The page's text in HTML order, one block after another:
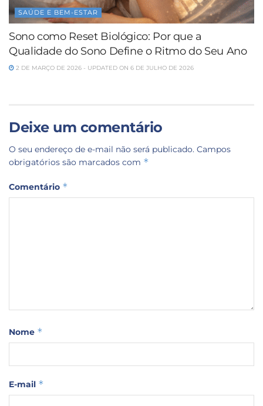
SAÚDE E BEM-ESTAR
Sono como Reset Biológico: Por que a
Qualidade do Sono Define o Ritmo do Seu Ano
2 DE MARÇO DE 2026 - UPDATED ON 6 DE JULHO DE 2026
Deixe um comentário
O seu endereço de e-mail não será publicado. Campos
obrigatórios são marcados com *
Comentário *
Nome *
E-mail *